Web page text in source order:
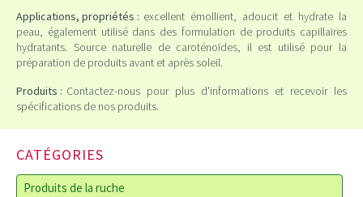
Applications, propriétés : excellent émollient, adoucit et hydrate la
peau, également utilisé dans des formulation de produits capillaires
hydratants. Source naturelle de caroténoïdes, il est utilisé pour la
préparation de produits avant et après soleil.
Produits : Contactez-nous pour plus d'informations et recevoir les
spécifications de nos produits.
CATÉGORIES
Produits de la ruche